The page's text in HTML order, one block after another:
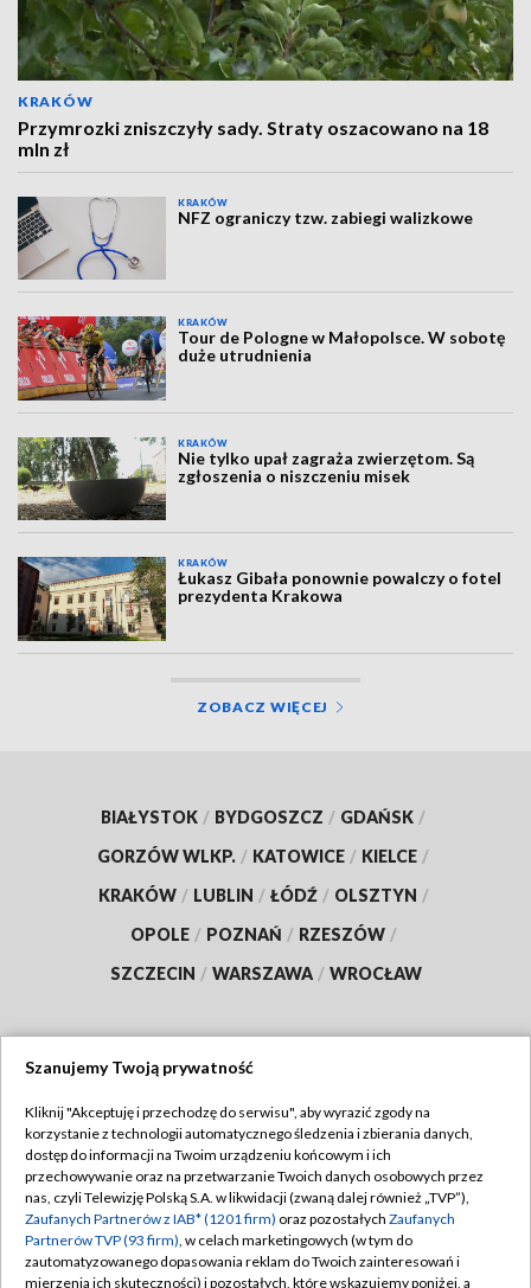
KRAKÓW
Przymrozki zniszczyły sady. Straty oszacowano na 18
mln zł
KRAKÓW
NFZ ograniczy tzw. zabiegi walizkowe
KRAKÓW
Tour de Pologne w Małopolsce. W sobotę
duże utrudnienia
KRAKÓW
Nie tylko upał zagraża zwierzętom. Są
zgłoszenia o niszczeniu misek
KRAKÓW
Łukasz Gibała ponownie powalczy o fotel
prezydenta Krakowa
ZOBACZ WIĘCEJ
BIAŁYSTOK / BYDGOSZCZ / GDAŃSK /
GORZÓW WLKP. / KATOWICE / KIELCE /
KRAKÓW / LUBLIN / ŁÓDŹ / OLSZTYN /
OPOLE / POZNAŃ / RZESZÓW /
SZCZECIN / WARSZAWA / WROCŁAW
TVP
Abonament TVP
Emisja w TVP
Centrum informacji TVP
Regulamin TVP
Polityka prywatności
Moje zgody
Szanujemy Twoją prywatność
Kliknij "Akceptuję i przechodzę do serwisu", aby wyrazić zgody na
korzystanie z technologii automatycznego śledzenia i zbierania danych,
dostęp do informacji na Twoim urządzeniu końcowym i ich
przechowywanie oraz na przetwarzanie Twoich danych osobowych przez
nas, czyli Telewizję Polską S.A. w likwidacji (zwaną dalej również „TVP”),
Zaufanych Partnerów z IAB* (1201 firm) oraz pozostałych Zaufanych
Partnerów TVP (93 firm), w celach marketingowych (w tym do
zautomatyzowanego dopasowania reklam do Twoich zainteresowań i
mierzenia ich skuteczności) i pozostałych, które wskazujemy poniżej, a